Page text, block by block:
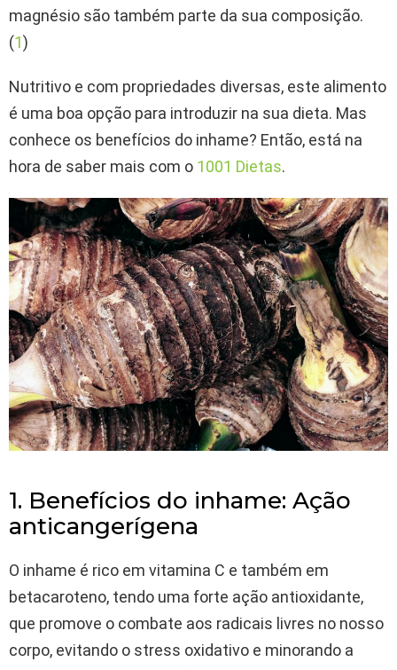
magnésio são também parte da sua composição.
(1)
Nutritivo e com propriedades diversas, este alimento
é uma boa opção para introduzir na sua dieta. Mas
conhece os benefícios do inhame? Então, está na
hora de saber mais com o 1001 Dietas.
1. Benefícios do inhame: Ação
anticangerígena
O inhame é rico em vitamina C e também em
betacaroteno, tendo uma forte ação antioxidante,
que promove o combate aos radicais livres no nosso
corpo, evitando o stress oxidativo e minorando a